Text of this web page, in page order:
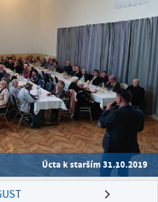
Úcta k starším 31.10.2019